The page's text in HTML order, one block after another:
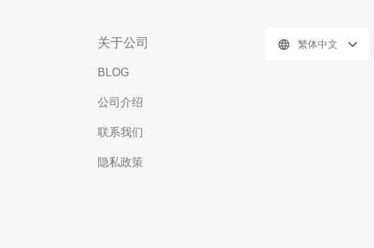
关于公司
BLOG
公司介绍
联系我们
隐私政策
繁体中文